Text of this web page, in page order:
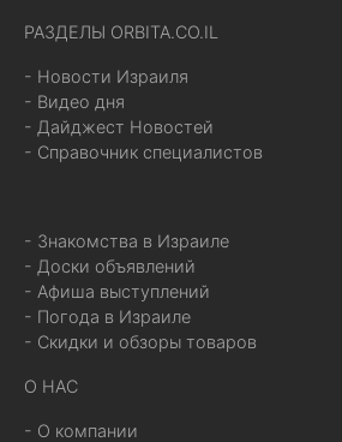
РАЗДЕЛЫ ORBITA.CO.IL
- Новости Израиля
- Видео дня
- Дайджест Новостей
- Справочник специалистов
- Знакомства в Израиле
- Доски объявлений
- Афиша выступлений
- Погода в Израиле
- Скидки и обзоры товаров
О НАС
- О компании